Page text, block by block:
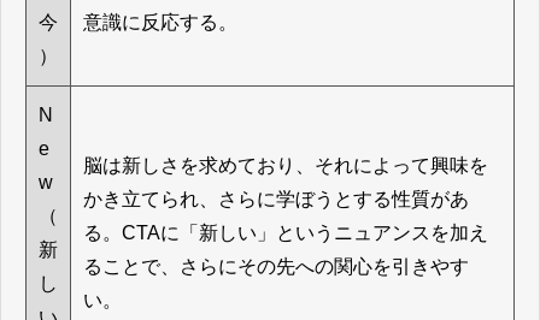
今
）
意識に反応する。
N
e
w
（
新
し
脳は新しさを求めており、それによって興味を
かき立てられ、さらに学ぼうとする性質があ
る。CTAに「新しい」というニュアンスを加え
ることで、さらにその先への関心を引きやす
い。